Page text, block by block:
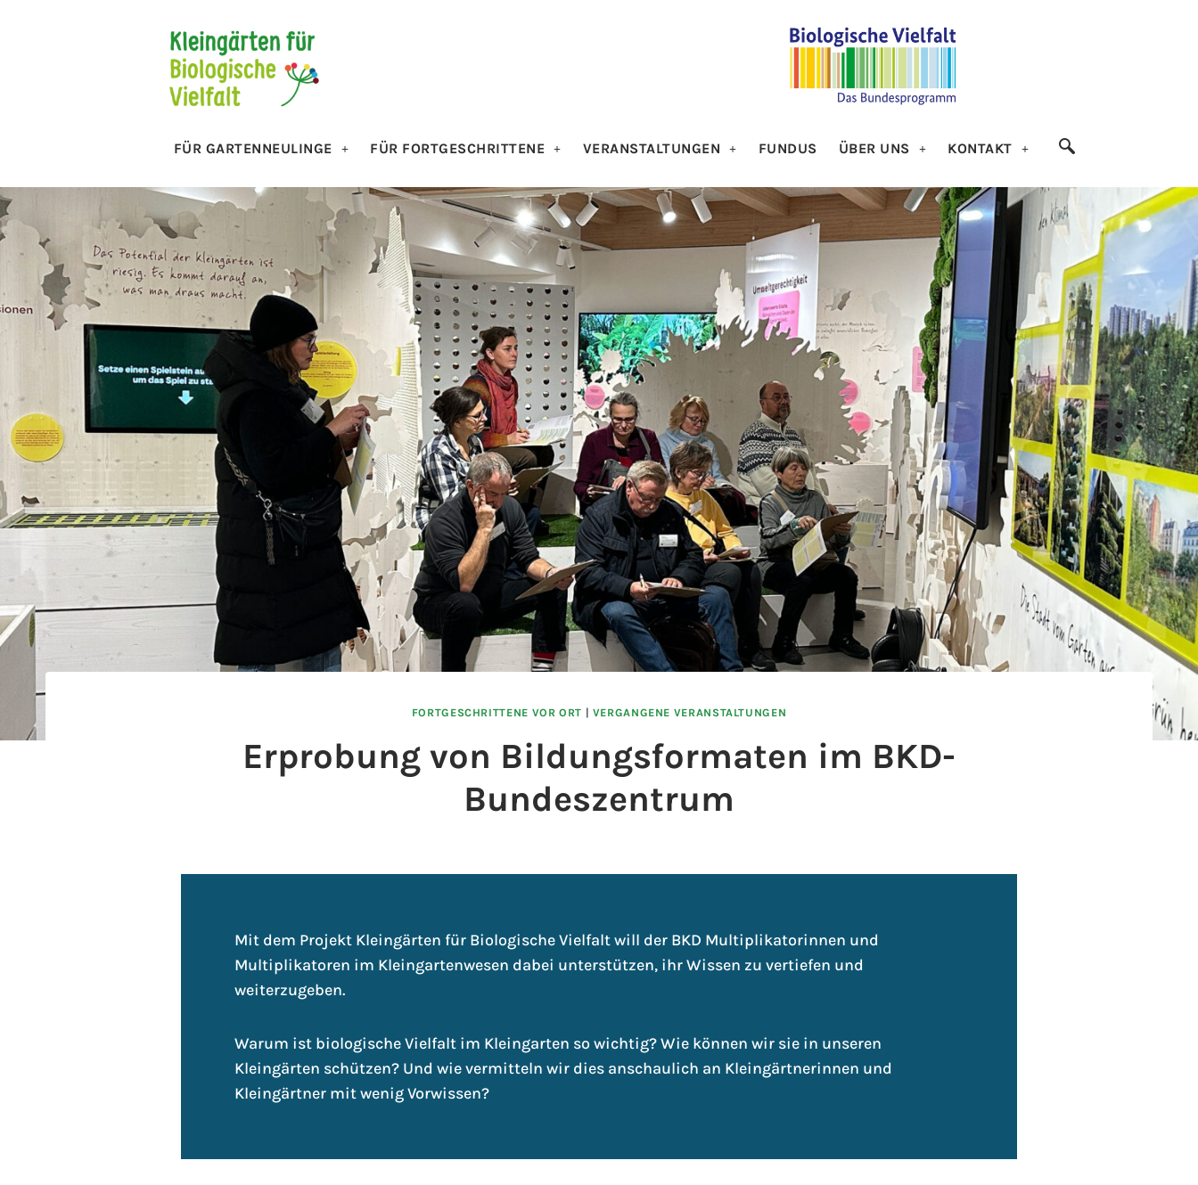
FÜR GARTENNEULINGE FÜR FORTGESCHRITTENE VERANSTALTUNGEN FUNDUS ÜBER UNS KONTAKT
FORTGESCHRITTENE VOR ORT | VERGANGENE VERANSTALTUNGEN
Erprobung von Bildungsformaten im BKD-
Bundeszentrum
Mit dem Projekt Kleingärten für Biologische Vielfalt will der BKD Multiplikatorinnen und
Multiplikatoren im Kleingartenwesen dabei unterstützen, ihr Wissen zu vertiefen und
weiterzugeben.
Warum ist biologische Vielfalt im Kleingarten so wichtig? Wie können wir sie in unseren
Kleingärten schützen? Und wie vermitteln wir dies anschaulich an Kleingärtnerinnen und
Kleingärtner mit wenig Vorwissen?